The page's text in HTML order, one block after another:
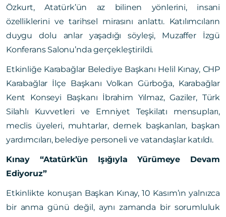
Özkurt, Atatürk’ün az bilinen yönlerini, insani
özelliklerini ve tarihsel mirasını anlattı. Katılımcıların
duygu dolu anlar yaşadığı söyleşi, Muzaffer İzgü
Konferans Salonu’nda gerçekleştirildi.
Etkinliğe Karabağlar Belediye Başkanı Helil Kınay, CHP
Karabağlar İlçe Başkanı Volkan Gürboğa, Karabağlar
Kent Konseyi Başkanı İbrahim Yılmaz, Gaziler, Türk
Silahlı Kuvvetleri ve Emniyet Teşkilatı mensupları,
meclis üyeleri, muhtarlar, dernek başkanları, başkan
yardımcıları, belediye personeli ve vatandaşlar katıldı.
Kınay “Atatürk’ün Işığıyla Yürümeye Devam
Ediyoruz”
Etkinlikte konuşan Başkan Kınay, 10 Kasım’ın yalnızca
bir anma günü değil, aynı zamanda bir sorumluluk